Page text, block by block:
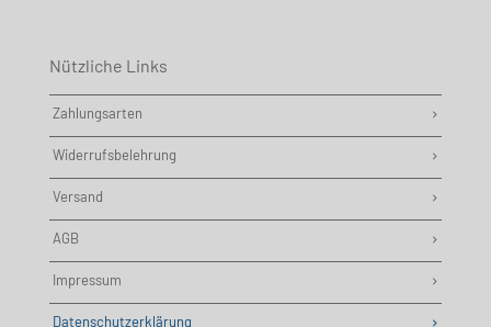
Nützliche Links
Zahlungsarten
Widerrufsbelehrung
Versand
AGB
Impressum
Datenschutzerklärung